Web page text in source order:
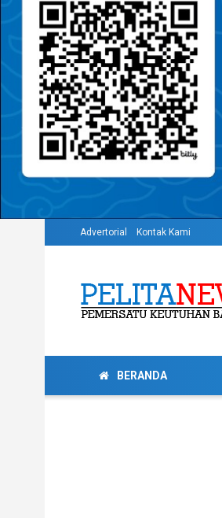
Advertorial Kontak Kami
BERANDA